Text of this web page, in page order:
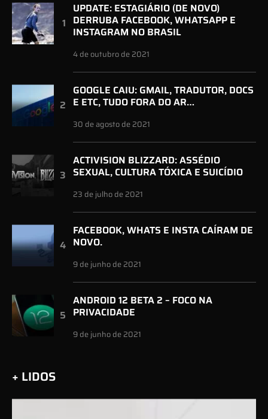
UPDATE: ESTAGIÁRIO (DE NOVO)
DERRUBA FACEBOOK, WHATSAPP E
INSTAGRAM NO BRASIL
4 de outubro de 2021
GOOGLE CAIU: GMAIL, TRADUTOR, DOCS
E ETC, TUDO FORA DO AR…
30 de agosto de 2021
ACTIVISION BLIZZARD: ASSÉDIO
SEXUAL, CULTURA TÓXICA E SUICÍDIO
23 de julho de 2021
FACEBOOK, WHATS E INSTA CAÍRAM DE
NOVO.
9 de junho de 2021
ANDROID 12 BETA 2 – FOCO NA
PRIVACIDADE
9 de junho de 2021
+ LIDOS